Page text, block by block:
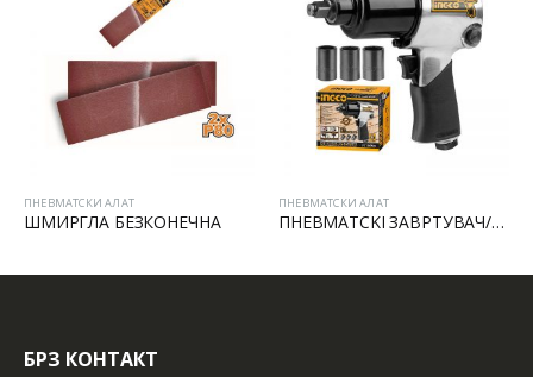
ПНЕВМАТСKI ЗАВРТУВАЧ/ОДВРТУВАЧ 1/2
БРЗ КОНТАКТ